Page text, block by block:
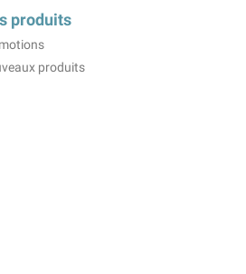
produits
produits